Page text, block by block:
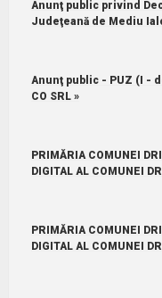
Anunţ public privind
Judeţeană de Mediu
Anunţ public - PUZ (I -
CO SRL »
PRIMĂRIA COMUNEI
DIGITAL AL COMUNEI
PRIMĂRIA COMUNEI
DIGITAL AL COMUNEI